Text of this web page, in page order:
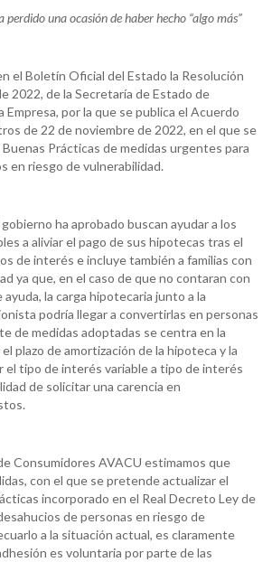
perdido una ocasión de haber hecho “algo más”
el Boletín Oficial del Estado la Resolución
2022, de la Secretaría de Estado de
Empresa, por la que se publica el Acuerdo
de 22 de noviembre de 2022, en el que se
Prácticas de medidas urgentes para
en riesgo de vulnerabilidad.
ha aprobado buscan ayudar a los
a aliviar el pago de sus hipotecas tras el
de interés e incluye también a familias con
ya que, en el caso de que no contaran con
la carga hipotecaria junto a la
podría llegar a convertirlas en personas
de medidas adoptadas se centra en la
plazo de amortización de la hipoteca y la
el tipo de interés variable a tipo de interés
de solicitar una carencia en
Consumidores AVACU estimamos que
con el que se pretende actualizar el
incorporado en el Real Decreto Ley de
de personas en riesgo de
a la situación actual, es claramente
es voluntaria por parte de las